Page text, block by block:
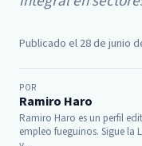
Publicado el 28 de junio
POR
Ramiro Haro
Ramiro Haro es un perfil
empleo fueguinos. Sigue